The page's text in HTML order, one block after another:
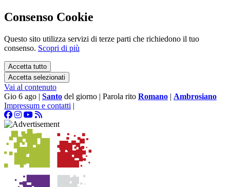
Consenso Cookie
Questo sito utilizza servizi di terze parti che richiedono il tuo
consenso. Scopri di più
Accetta tutto
Accetta selezionati
Vai al contenuto
Gio 6 ago | Santo del giorno | Parola rito Romano | Ambrosiano
Impressum e contatti |